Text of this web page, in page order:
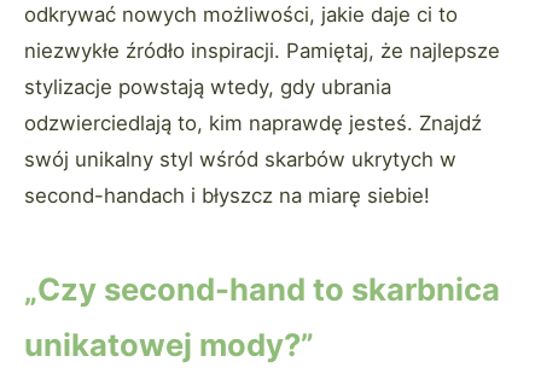
odkrywać nowych możliwości, jakie daje ci to
niezwykłe źródło inspiracji. Pamiętaj, że najlepsze
stylizacje powstają wtedy, gdy ubrania
odzwierciedlają to, kim naprawdę jesteś. Znajdź
swój unikalny styl wśród skarbów ukrytych w
second-handach i błyszcz na miarę siebie!
„Czy second-hand to skarbnica
unikatowej mody?”